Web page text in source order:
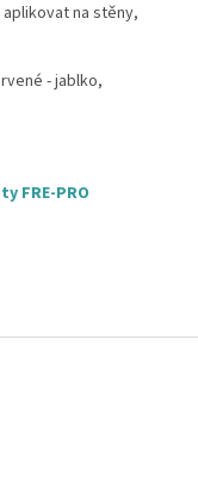
na stěny,
- jablko,
FRE-PRO